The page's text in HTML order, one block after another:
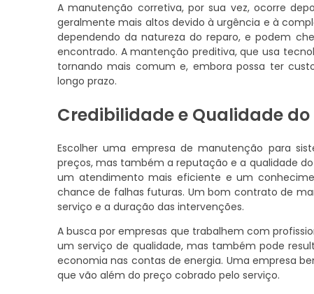
A manutenção corretiva, por sua vez, ocorre
geralmente mais altos devido à urgência e à
dependendo da natureza do reparo, e podem
encontrado. A mantenção preditiva, que usa
tornando mais comum e, embora possa ter
longo prazo.
Credibilidade e Qualidade do
Escolher uma empresa de manutenção para
preços, mas também a reputação e a qualidade
um atendimento mais eficiente e um
chance de falhas futuras. Um bom contrato de
serviço e a duração das intervenções.
A busca por empresas que trabalhem com
um serviço de qualidade, mas também pode
economia nas contas de energia. Uma empresa
que vão além do preço cobrado pelo serviço.